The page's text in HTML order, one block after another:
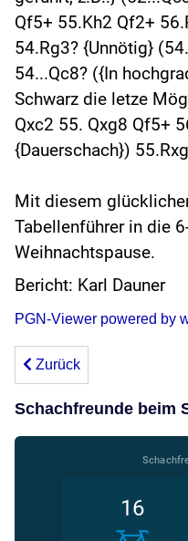
Qf5+ 55.Kh2 Qf2+
54.Rg3? {Unnötig}
54...Qc8? ({In
Schwarz die letze
Qxc2 55. Qxg8 Qf5+
{Dauerschach})
Mit diesem
Tabellenführer in die
Weihnachtspause.
Bericht: Karl Dauner
PGN-Viewer powered by
Vorheriger Beitrag:
Zurück
Schachfreunde beim